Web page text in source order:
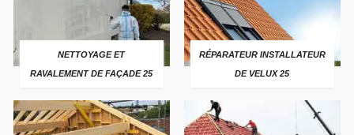
NETTOYAGE ET
RAVALEMENT DE FAÇADE 25
RÉPARATEUR INSTALLATEUR
DE VELUX 25